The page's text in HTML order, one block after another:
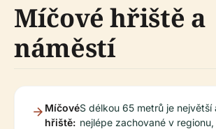
Míčové hřiště a
náměstí
Míčové
hřiště:
S délkou 65 metrů je největší
nejlépe zachované v regionu,